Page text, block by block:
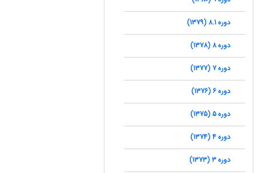
دوره 8.1 (1379)
دوره 8 (1378)
دوره 7 (1377)
دوره 6 (1376)
دوره 5 (1375)
دوره 4 (1374)
دوره 3 (1373)